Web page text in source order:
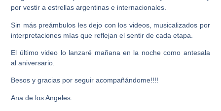
por vestir a estrellas argentinas e internacionales.
Sin más preámbulos les dejo con los videos, musicalizados por
interpretaciones mías que reflejan el sentir de cada etapa.
El último video lo lanzaré mañana en la noche como antesala
al aniversario.
Besos y gracias por seguir acompañándome!!!!
Ana de los Angeles.